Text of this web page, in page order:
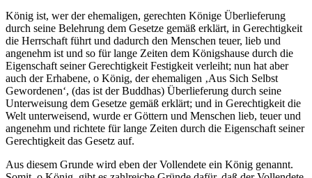
König ist, wer der ehemaligen, gerechten Könige Überlieferung
durch seine Belehrung dem Gesetze gemäß erklärt, in Gerechtigkeit
die Herrschaft führt und dadurch den Menschen teuer, lieb und
angenehm ist und so für lange Zeiten dem Königshause durch die
Eigenschaft seiner Gerechtigkeit Festigkeit verleiht; nun hat aber
auch der Erhabene, o König, der ehemaligen ‚Aus Sich Selbst
Gewordenen‘, (das ist der Buddhas) Überlieferung durch seine
Unterweisung dem Gesetze gemäß erklärt; und in Gerechtigkeit die
Welt unterweisend, wurde er Göttern und Menschen lieb, teuer und
angenehm und richtete für lange Zeiten durch die Eigenschaft seiner
Gerechtigkeit das Gesetz auf.
Aus diesem Grunde wird eben der Vollendete ein König genannt.